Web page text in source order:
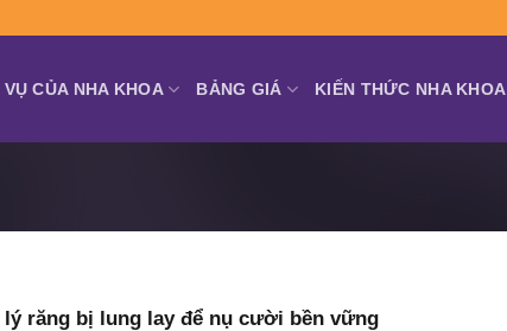
VỤ CỦA NHA KHOA BẢNG GIÁ KIẾN THỨC NHA KHOA
lý răng bị lung lay để nụ cười bền vững